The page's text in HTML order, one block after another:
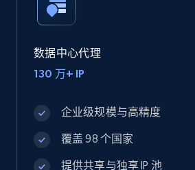
数据中心代理
130 万+ IP
企业级规模与高精度
覆盖 98 个国家
提供共享与独享 IP 池